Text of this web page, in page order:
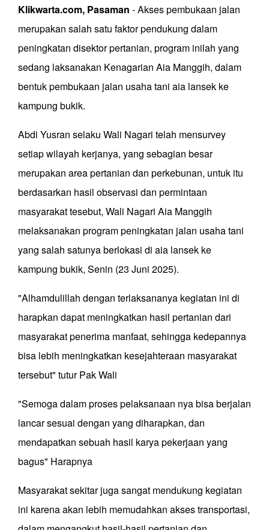
Klikwarta.com, Pasaman - Akses pembukaan jalan
merupakan salah satu faktor pendukung dalam
peningkatan disektor pertanian, program inilah yang
sedang laksanakan Kenagarian Aia Manggih, dalam
bentuk pembukaan jalan usaha tani aia lansek ke
kampung bukik.
Abdi Yusran selaku Wali Nagari telah mensurvey
setiap wilayah kerjanya, yang sebagian besar
merupakan area pertanian dan perkebunan, untuk itu
berdasarkan hasil observasi dan permintaan
masyarakat tesebut, Wali Nagari Aia Manggih
melaksanakan program peningkatan jalan usaha tani
yang salah satunya berlokasi di aia lansek ke
kampung bukik, Senin (23 Juni 2025).
"Alhamdulillah dengan terlaksananya kegiatan ini di
harapkan dapat meningkatkan hasil pertanian dari
masyarakat penerima manfaat, sehingga kedepannya
bisa lebih meningkatkan kesejahteraan masyarakat
tersebut" tutur Pak Wali
"Semoga dalam proses pelaksanaan nya bisa berjalan
lancar sesuai dengan yang diharapkan, dan
mendapatkan sebuah hasil karya pekerjaan yang
bagus" Harapnya
Masyarakat sekitar juga sangat mendukung kegiatan
ini karena akan lebih memudahkan akses transportasi,